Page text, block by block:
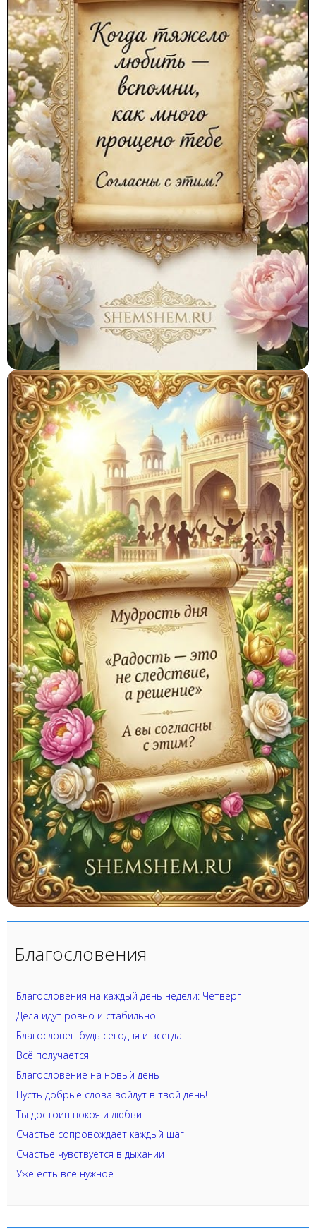
Благословения
Благословения на каждый день недели: Четверг
Дела идут ровно и стабильно
Благословен будь сегодня и всегда
Всё получается
Благословение на новый день
Пусть добрые слова войдут в твой день!
Ты достоин покоя и любви
Счастье сопровождает каждый шаг
Счастье чувствуется в дыхании
Уже есть всё нужное